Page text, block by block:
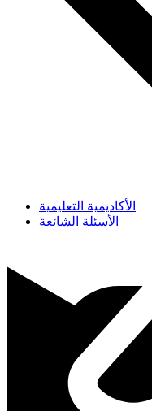
الأكاديمية التعليمية
الأسئلة الشائعة